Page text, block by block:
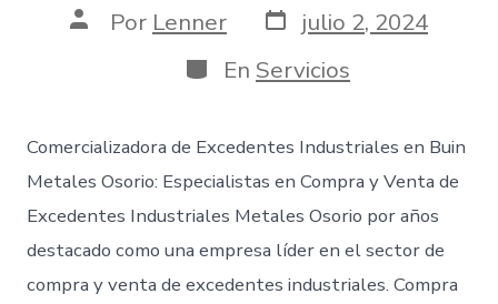
AutorPor Lenner Fecha
de
publicación
julio 2, 2024
Categorías
En Servicios
Comercializadora de Excedentes Industriales en Buin
Metales Osorio: Especialistas en Compra y Venta de
Excedentes Industriales Metales Osorio por años
destacado como una empresa líder en el sector de
compra y venta de excedentes industriales. Compra